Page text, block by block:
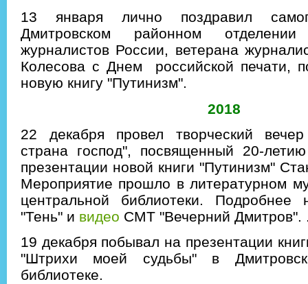
13 января лично поздравил
Дмитровском районном
журналистов России, ветерана
Колесова с Днем российской печати,
новую книгу "Путинизм".
2018
22 декабря провел творческий
страна господ", посвященный 20-
презентации новой книги "Путинизм"
Мероприятие прошло в литературном
центральной библиотеки.
"Тень" и видео СМТ "Вечерний Дмитров".
19 декабря побывал на презентации
"Штрихи моей судьбы" в
библиотеке.